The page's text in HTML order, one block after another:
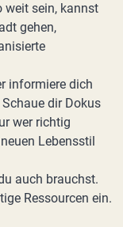
weit sein, kannst
gehen,
informiere dich
dir Dokus
wer richtig
Lebensstil
auch brauchst.
Ressourcen ein.